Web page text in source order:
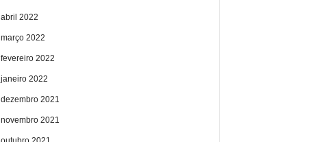
abril 2022
março 2022
fevereiro 2022
janeiro 2022
dezembro 2021
novembro 2021